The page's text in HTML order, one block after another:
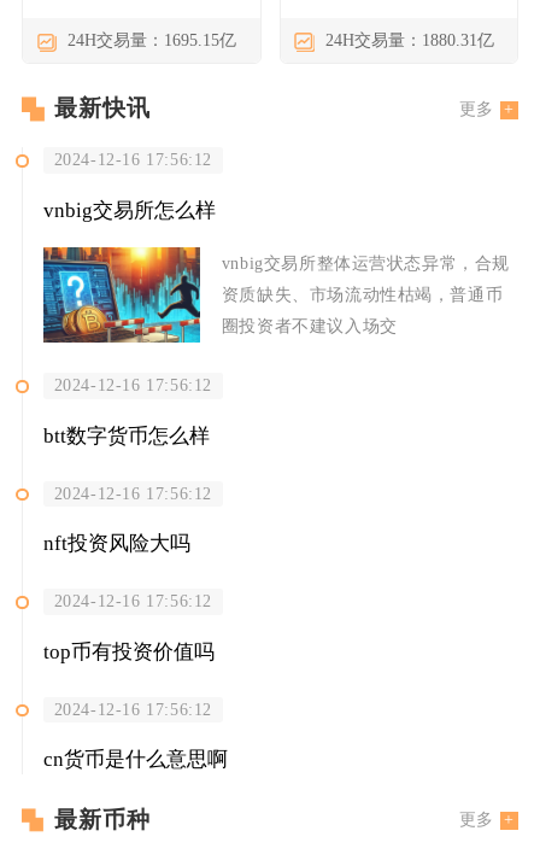
24H交易量：1695.15亿 24H交易量：1880.31亿
最新快讯 更多
2024-12-16 17:56:12
vnbig交易所怎么样
vnbig交易所整体运营状态异常，合规
资质缺失、市场流动性枯竭，普通币
圈投资者不建议入场交
2024-12-16 17:56:12
btt数字货币怎么样
2024-12-16 17:56:12
nft投资风险大吗
2024-12-16 17:56:12
top币有投资价值吗
2024-12-16 17:56:12
cn货币是什么意思啊
最新币种 更多